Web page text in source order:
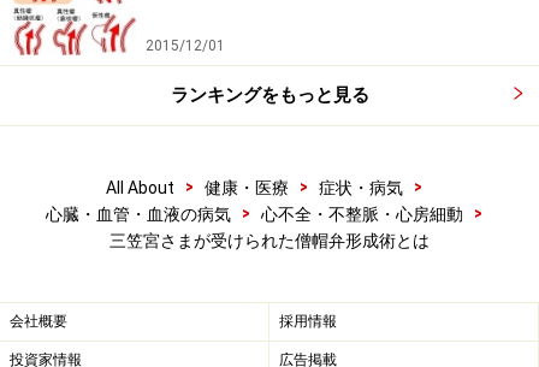
そこで僧帽弁閉鎖不全症の重症例には手術が必要となる
会である日本循環器学会が発行しているガイドラインが
参考になります。
が出ている場合は、一般に心臓手術がガイドラインで強
く勧められています。
2015/12/01
ランキングをもっと見る
All About > 健康・医療 > 症状・病気
>
心臓・血管・血液の病気
> 心不全・不整脈・心房細動
>
三笠宮さまが受けられた僧帽弁形成術とは
会社概要 採用情報
投資家情報 広告掲載